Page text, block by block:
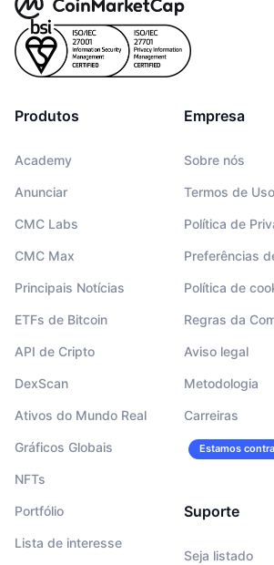
Produtos
Academy
Anunciar
CMC Labs
CMC Max
Principais Notícias
ETFs de Bitcoin
API de Cripto
DexScan
Ativos do Mundo Real
Gráficos Globais
NFTs
Portfólio
Lista de interesse
Empresa
Sobre nós
Termos de Uso
Política de
Preferências
Política de
Regras da
Aviso legal
Metodologia
Carreiras
Estamos
Suporte
Seja listado